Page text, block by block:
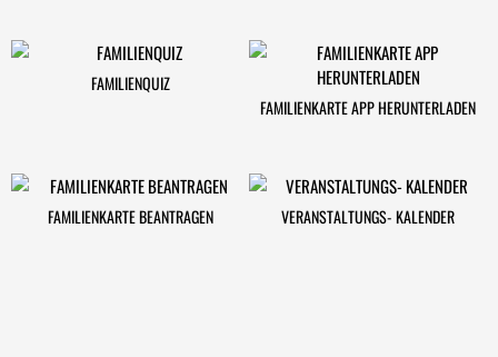
FAMILIENQUIZ
FAMILIENKARTE APP HERUNTERLADEN
FAMILIENKARTE BEANTRAGEN VERANSTALTUNGS- KALENDER